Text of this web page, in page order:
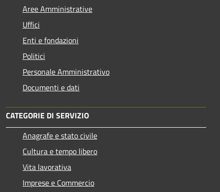
Aree Amministrative
Uffici
Enti e fondazioni
Politici
Personale Amministrativo
Documenti e dati
CATEGORIE DI SERVIZIO
Anagrafe e stato civile
Cultura e tempo libero
Vita lavorativa
Imprese e Commercio